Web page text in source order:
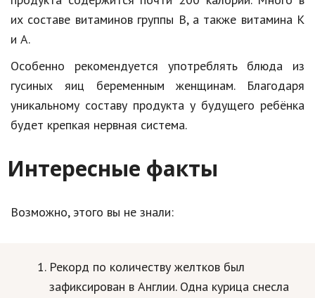
их составе витаминов группы В, а также витамина К
и А.
Особенно рекомендуется употреблять блюда из
гусиных яиц беременным женщинам. Благодаря
уникальному составу продукта у будущего ребёнка
будет крепкая нервная система.
Интересные факты
Возможно, этого вы не знали:
Рекорд по количеству желтков был
зафиксирован в Англии. Одна курица снесла